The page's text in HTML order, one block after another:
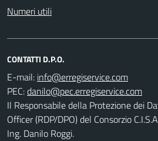
Numeri utili
CONTATTI D.P.O.
E-mail:
PEC:
Il Responsabile della Protezione dei
Officer (RDP/DPO) del Consorzio
Ing. Danilo Roggi.